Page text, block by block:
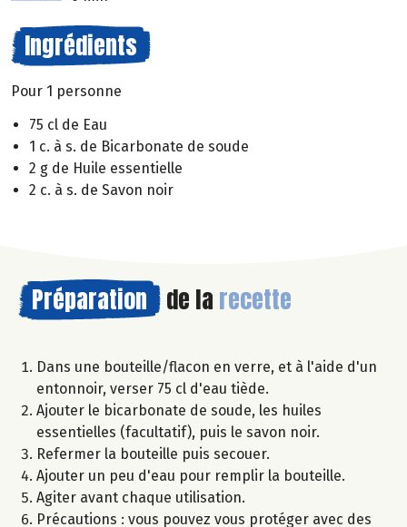
Ingrédients
Pour 1 personne
75 cl de Eau
1 c. à s. de Bicarbonate de soude
2 g de Huile essentielle
2 c. à s. de Savon noir
Préparation de la recette
Dans une bouteille/flacon en verre, et à l'aide d'un
entonnoir, verser 75 cl d'eau tiède.
Ajouter le bicarbonate de soude, les huiles
essentielles (facultatif), puis le savon noir.
Refermer la bouteille puis secouer.
Ajouter un peu d'eau pour remplir la bouteille.
Agiter avant chaque utilisation.
Précautions : vous pouvez vous protéger avec des